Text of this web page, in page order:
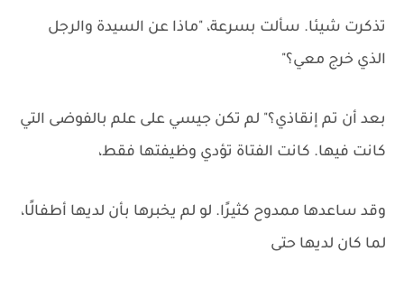
تذكرت شيئا. سألت بسرعة، "ماذا عن السيدة والرجل
الذي خرج معي؟"
بعد أن تم إنقاذي؟" لم تكن جيسي على علم بالفوضى التي
كانت فيها. كانت الفتاة تؤدي وظيفتها فقط،
وقد ساعدها ممدوح كثيرًا. لو لم يخبرها بأن لديها أطفالًا،
لما كان لديها حتى